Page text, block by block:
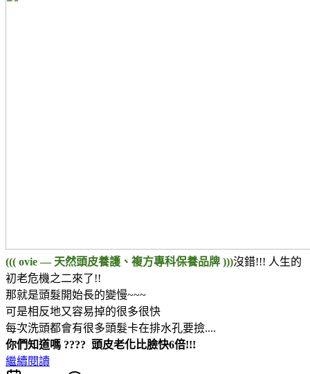
((( ovie — 天然頭皮養護、複方專科保養品牌 )))沒錯!!! 人生的
初老危機之二來了!!
那就是頭髮開始長的變慢~~~
可是相反地又容易掉的很多很快
每次洗頭都會有很多頭髮卡在排水孔要撿....
你們知道嗎 ???? 頭皮老化比臉快6倍!!!
繼續閱讀